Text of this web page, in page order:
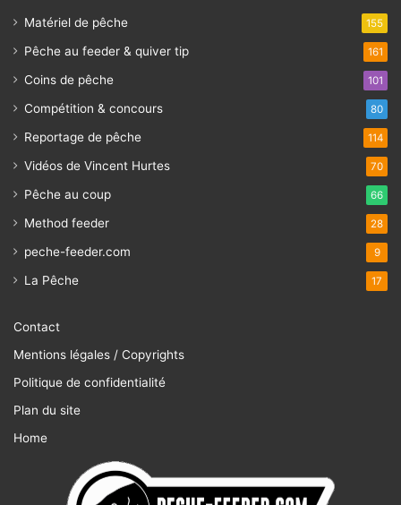
Matériel de pêche 155
Pêche au feeder & quiver tip 161
Coins de pêche 101
Compétition & concours 80
Reportage de pêche 114
Vidéos de Vincent Hurtes 70
Pêche au coup 66
Method feeder 28
peche-feeder.com 9
La Pêche 17
Contact
Mentions légales / Copyrights
Politique de confidentialité
Plan du site
Home